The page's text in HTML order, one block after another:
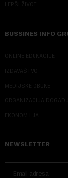
LEPŠI ŽIVOT
BUSSINES INFO
ONLINE EDUKACIJE
IZDAVAŠTVO
MEDIJSKE OBUKE
ORGANIZACIJA
EKONOM I JA
NEWSLETTER